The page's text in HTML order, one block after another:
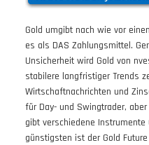
Gold umgibt nach wie vor
es als DAS Zahlungsmittel.
Unsicherheit wird Gold von
stabilere langfristiger Trends
Wirtschaftnachrichten und
für Day- und Swingtrader,
gibt verschiedene
günstigsten ist der Gold